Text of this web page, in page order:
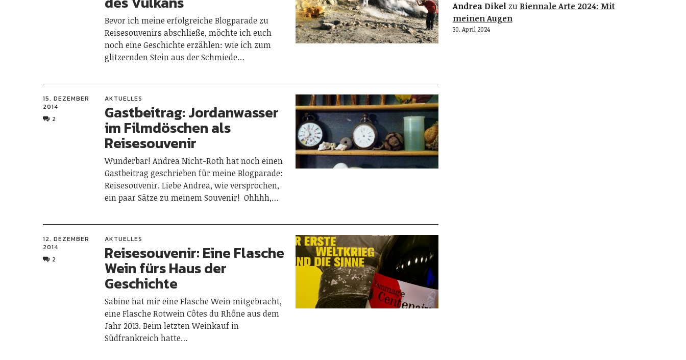
Bevor ich meine erfolgreiche Blogparade zu
Reisesouvenirs abschließe, möchte ich euch
noch eine Geschichte erzählen: wie ich zum
glitzernden Stein aus der Schmiede…
15. DEZEMBER
2014
2
AKTUELLES
Gastbeitrag: Jordanwasser
im Filmdöschen als
Reisesouvenir
Wunderbar! Andrea Nicht-Roth hat noch einen
Gastbeitrag geschrieben für meine Blogparade:
Reisesouvenir. Liebe Andrea, wie versprochen,
ein paar Sätze zu meinem Souvenir! Ohhhh,…
12. DEZEMBER
2014
2
AKTUELLES
Reisesouvenir: Eine Flasche
Wein fürs Haus der
Geschichte
Sabine hat mir eine Flasche Wein mitgebracht,
eine Flasche Rotwein Côtes du Rhône aus dem
Jahr 2013. Beim letzten Weinkauf in
Südfrankreich hatte…
Andrea Dikelzu Biennale Arte 2024: Mit
meinen Augen
30. April 2024